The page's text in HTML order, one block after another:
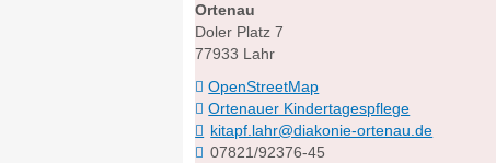
Ortenau
Doler Platz 7
77933 Lahr
OpenStreetMap
Ortenauer Kindertagespflege
kitapf.lahr@diakonie-ortenau.de
07821/92376-45